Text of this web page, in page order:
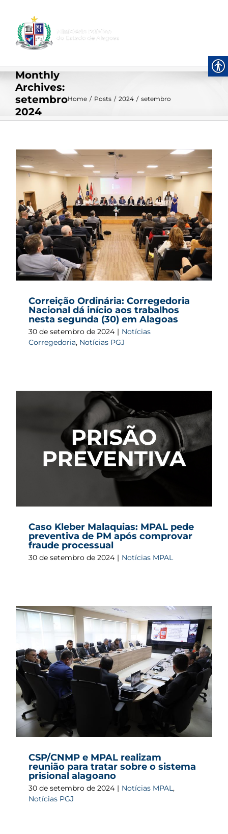
content
Monthly
Archives:
setembro
2024
Home / Posts / 2024 / setembro
Correição Ordinária: Corregedoria
Nacional dá início aos trabalhos
nesta segunda (30) em Alagoas
30 de setembro de 2024 | Notícias
Corregedoria, Notícias PGJ
Caso Kleber Malaquias: MPAL pede
preventiva de PM após comprovar
fraude processual
30 de setembro de 2024 | Notícias MPAL
CSP/CNMP e MPAL realizam
reunião para tratar sobre o sistema
prisional alagoano
30 de setembro de 2024 | Notícias MPAL,
Notícias PGJ